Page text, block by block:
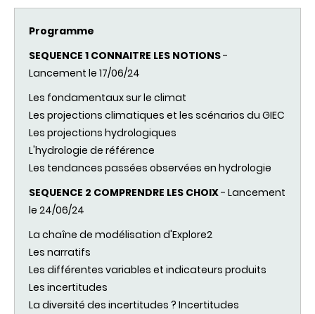
Programme
SEQUENCE 1 CONNAITRE LES NOTIONS-
Lancement le 17/06/24
Les fondamentauxsur le climat
Les projections climatiques et les scénarios du GIEC
Les projections hydrologiques
L'hydrologie de référence
Les tendances passées observées en hydrologie
SEQUENCE 2 COMPRENDRE LES CHOIX- Lancement
le 24/06/24
La chaîne de modélisation d'Explore2
Les narratifs
Les différentes variables et indicateurs produits
Les incertitudes
La diversité des incertitudes ? Incertitudes